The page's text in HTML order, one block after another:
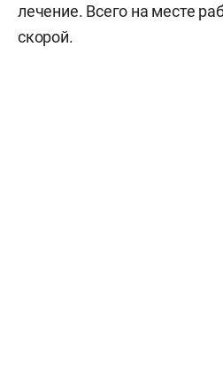
лечение. Всего на месте
скорой.